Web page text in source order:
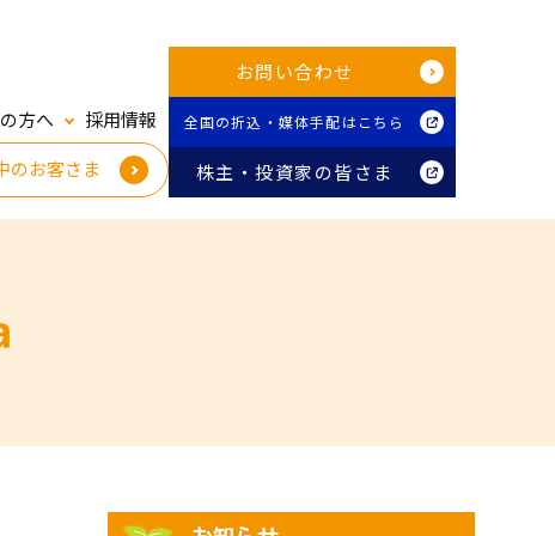
方へ
採用情報
のお客さま
お問い合わせ
全国の折込・媒体手配はこちら
株主・投資家の皆さま